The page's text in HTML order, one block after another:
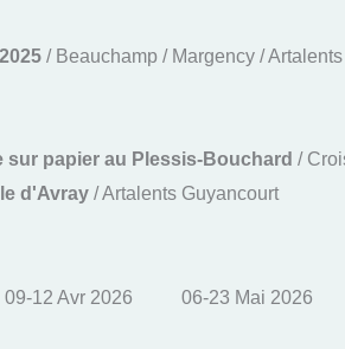
/ Beauchamp / Margency /
sur papier au Plessis-Bouchard /
d'Avray / Artalents Guyancourt
09-12 Avr 2026 06-23 Mai 2026